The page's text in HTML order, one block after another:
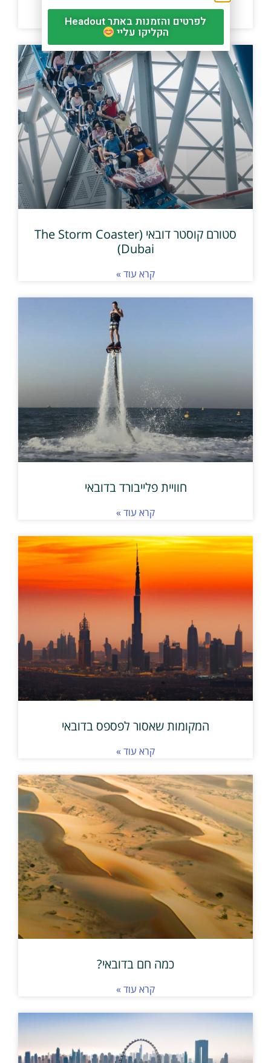
קרא עוד »
סטורם קוסטר דובאי (The Storm Coaster
Dubai)
קרא עוד »
חוויית פלייבורד בדובאי
קרא עוד »
המקומות שאסור לפספס בדובאי
קרא עוד »
כמה חם בדובאי?
קרא עוד »
לפרטים והזמנות באתר Headout
הקליקו עליי